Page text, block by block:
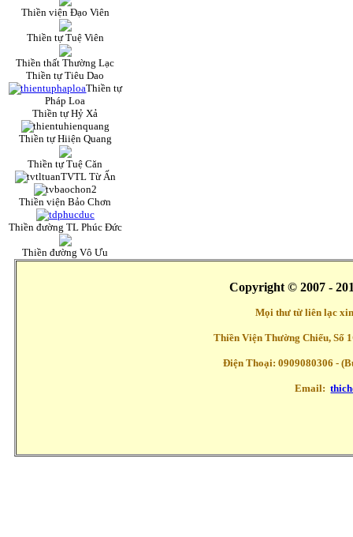
Thiền viện Đạo Viên
Thiền tự Tuệ Viên
Thiền thất Thường Lạc
Thiền tự Tiêu Dao
Thiền tự
Pháp Loa
Thiền tự Hỷ Xả
Thiền tự Hiiện Quang
Thiền tự Tuệ Căn
TVTL Từ Ấn
Thiền viện Bảo Chơn
Thiền đường TL Phúc Đức
Thiền đường Vô Ưu
Copyright © 2007 -
Mọi thư từ liên lạc
Thiền Viện Thường Chiếu, Số
Điện Thoại: 0909080306 -
Email: